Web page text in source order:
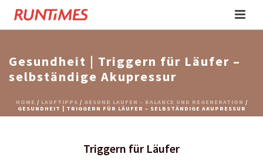
Gesundheit | Triggern für Läufer –
selbständige Akupressur
HOME / LAUFTIPPS / GESUND LAUFEN – BALANCE UND REGENERATION /
GESUNDHEIT | TRIGGERN FÜR LÄUFER – SELBSTÄNDIGE AKUPRESSUR
Triggern für Läufer